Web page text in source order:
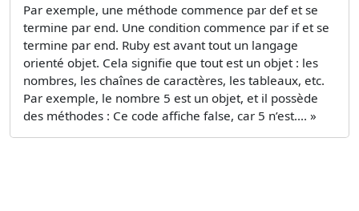
Par exemple, une méthode commence par def et se
termine par end. Une condition commence par if et se
termine par end. Ruby est avant tout un langage
orienté objet. Cela signifie que tout est un objet : les
nombres, les chaînes de caractères, les tableaux, etc.
Par exemple, le nombre 5 est un objet, et il possède
des méthodes : Ce code affiche false, car 5 n’est.... »